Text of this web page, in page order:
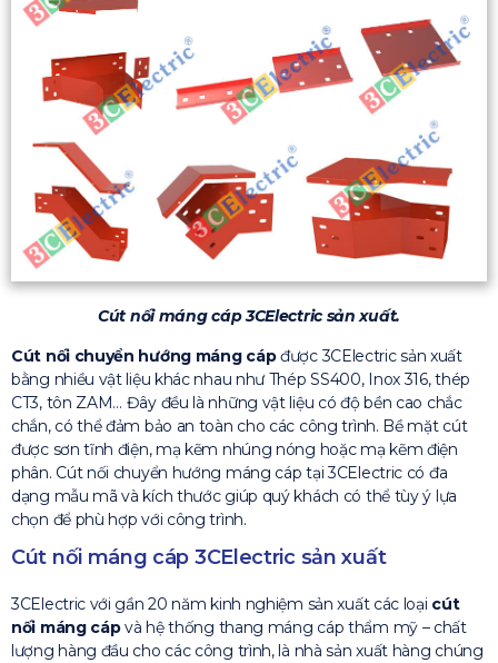
Cút nối máng cáp 3CElectric sản xuất.
Cút nối chuyển hướng máng cápđược 3CElectric sản xuất
bằng nhiều vật liệu khác nhau như Thép SS400, Inox 316, thép
CT3, tôn ZAM… Đây đều là những vật liệu có độ bền cao chắc
chắn, có thể đảm bảo an toàn cho các công trình. Bề mặt cút
được sơn tĩnh điện, mạ kẽm nhúng nóng hoặc mạ kẽm điện
phân. Cút nối chuyển hướng máng cáp tại 3CElectric có đa
dạng mẫu mã và kích thước giúp quý khách có thể tùy ý lựa
chọn để phù hợp với công trình.
Cút nối máng cáp 3CElectric sản xuất
3CElectric với gần 20 năm kinh nghiệm sản xuất các loại cút
nối máng cápvà hệ thống thang máng cáp thẩm mỹ – chất
lượng hàng đầu cho các công trình, là nhà sản xuất hàng chúng